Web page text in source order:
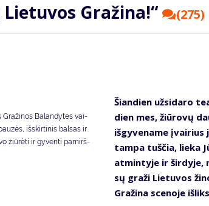
Gra­ži­na!“ (275)
Gra­ži­nos Ba­lan­dy­tės vai­
iš­skir­ti­nis bal­sas ir
žiū­rė­ti ir gy­ven­ti pa­mirš­
Šian­dien už­si­da­ro
dien mes, žiū­ro­vų
iš­gy­ve­na­me įvai­rius
tam­pa tuš­čia, lie­ka
at­min­ty­je ir šir­dy­je,
sų gra­ži Lie­tu­vos
Gra­ži­na sce­no­je